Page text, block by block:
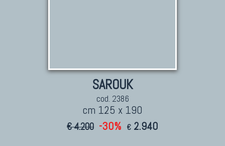
SAROUK
cod. 2386
cm 125 x 190
€ 4.200 -30% € 2.940